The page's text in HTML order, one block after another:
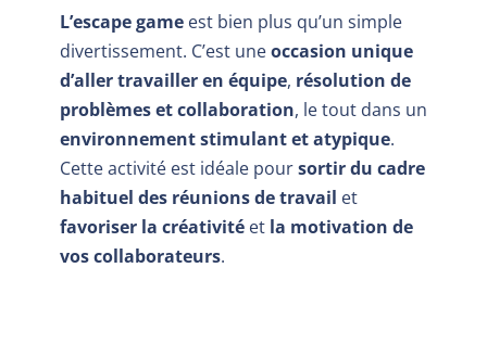
L’escape gameest bien plus qu’un simple
divertissement. C’est uneoccasion unique
d’aller travailler en équipe, résolution de
problèmes et collaboration, le tout dans un
environnement stimulant et atypique.
Cette activité est idéale poursortir du cadre
habituel des réunions de travail et
favoriser la créativitéet la motivation de
vos collaborateurs.